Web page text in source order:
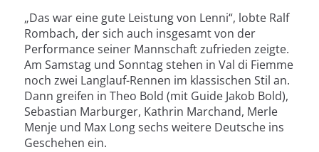
„Das war eine gute Leistung von Lenni“, lobte Ralf
Rombach, der sich auch insgesamt von der
Performance seiner Mannschaft zufrieden zeigte.
Am Samstag und Sonntag stehen in Val di Fiemme
noch zwei Langlauf-Rennen im klassischen Stil an.
Dann greifen in Theo Bold (mit Guide Jakob Bold),
Sebastian Marburger, Kathrin Marchand, Merle
Menje und Max Long sechs weitere Deutsche ins
Geschehen ein.